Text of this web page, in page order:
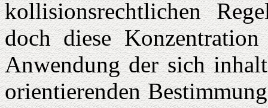
kollisionsrechtlichen
doch diese
Anwendung der sich
orientierenden